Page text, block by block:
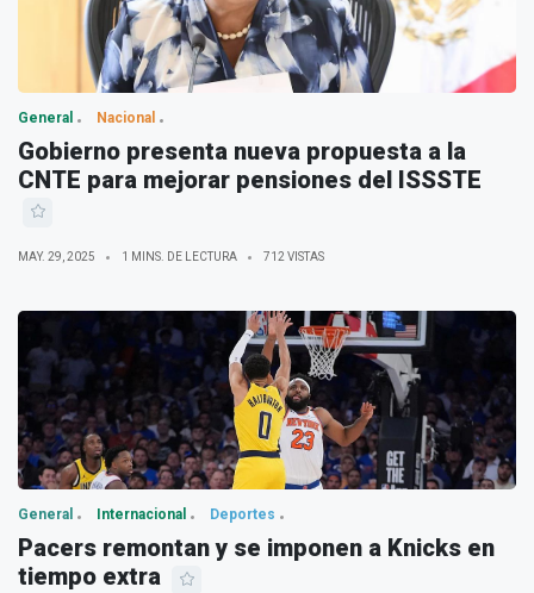
General Nacional
Gobierno presenta nueva propuesta a la
CNTE para mejorar pensiones del ISSSTE
MAY. 29, 2025 1 MINS. DE LECTURA 712 VISTAS
General Internacional Deportes
Pacers remontan y se imponen a Knicks en
tiempo extra